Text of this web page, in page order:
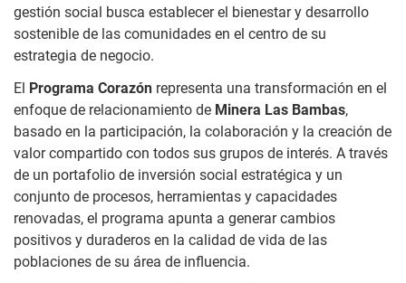
gestión social busca establecer el bienestar y desarrollo
sostenible de las comunidades en el centro de su
estrategia de negocio.
El Programa Corazón representa una transformación en el
enfoque de relacionamiento de Minera Las Bambas,
basado en la participación, la colaboración y la creación de
valor compartido con todos sus grupos de interés. A través
de un portafolio de inversión social estratégica y un
conjunto de procesos, herramientas y capacidades
renovadas, el programa apunta a generar cambios
positivos y duraderos en la calidad de vida de las
poblaciones de su área de influencia.